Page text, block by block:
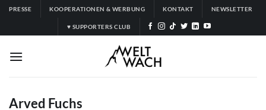
Zum
springen
PRESSE KOOPERATIONEN & WERBUNG KONTAKT NEWSLETTER
♥ SUPPORTERS CLUB
Arved Fuchs